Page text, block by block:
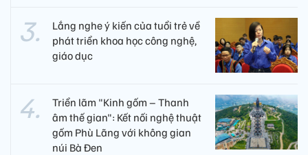
Lắng nghe ý kiến của tuổi trẻ về
phát triển khoa học công nghệ,
giáo dục
Triển lãm "Kinh gốm – Thanh
âm thế gian": Kết nối nghệ thuật
gốm Phù Lãng với không gian
núi Bà Đen